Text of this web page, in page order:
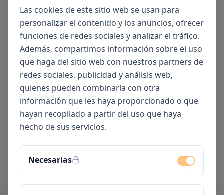
Sección Niños / Niñas
Sección dirigida a Bebés y Niños/as menores de 14
años.
Las cookies de este sitio web se usan para
personalizar el contenido y los anuncios, ofrecer
funciones de redes sociales y analizar el tráfico.
Además, compartimos información sobre el uso
que haga del sitio web con nuestros partners de
redes sociales, publicidad y análisis web,
quienes pueden combinarla con otra
información que les haya proporcionado o que
hayan recopilado a partir del uso que haya
hecho de sus servicios.
Necesarias